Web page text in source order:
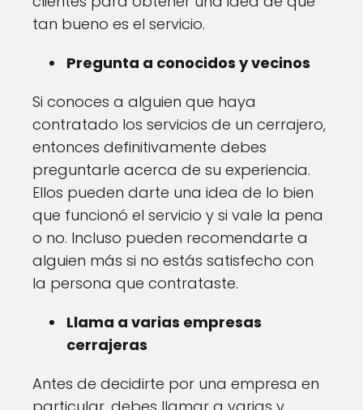
tan bueno es el servicio.
Pregunta a conocidos y vecinos
Si conoces a alguien que haya
contratado los servicios de un cerrajero,
entonces definitivamente debes
preguntarle acerca de su experiencia.
Ellos pueden darte una idea de lo bien
que funcionó el servicio y si vale la pena
o no. Incluso pueden recomendarte a
alguien más si no estás satisfecho con
la persona que contrataste.
Llama a varias empresas
cerrajeras
Antes de decidirte por una empresa en